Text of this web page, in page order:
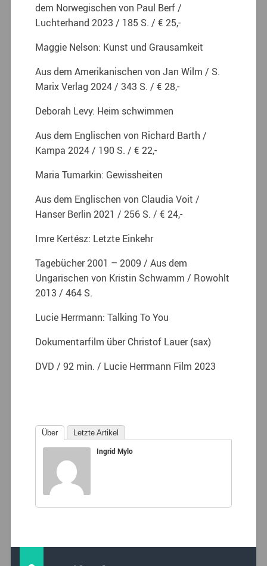
dem Norwegischen von Paul Berf /
Luchterhand 2023 / 185 S. / € 25,-
Maggie Nelson: Kunst und Grausamkeit
Aus dem Amerikanischen von Jan Wilm / S.
Marix Verlag 2024 / 343 S. / € 28,-
Deborah Levy: Heim schwimmen
Aus dem Englischen von Richard Barth /
Kampa 2024 / 190 S. / € 22,-
Maria Tumarkin: Gewissheiten
Aus dem Englischen von Claudia Voit /
Hanser Berlin 2021 / 256 S. / € 24,-
Imre Kertész: Letzte Einkehr
Tagebücher 2001 – 2009 / Aus dem
Ungarischen von Kristin Schwamm / Rowohlt
2013 / 464 S.
Lucie Herrmann: Talking To You
Dokumentarfilm über Christof Lauer (sax)
DVD / 92 min. / Lucie Herrmann Film 2023
Über Letzte Artikel
Ingrid Mylo